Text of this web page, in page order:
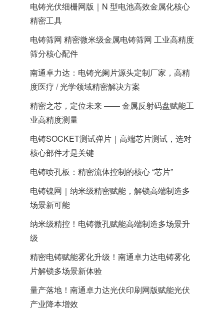
电铸光伏细栅网版｜N 型电池高效金属化核心
精密工具
电铸筛网 精密微米级金属电铸筛网 工业高精度
筛分核心配件
南通卓力达：电铸光阑片源头定制厂家，高精
度医疗 / 光学领域精密解决方案
精密之芯，定位未来 —— 金属反射码盘赋能工
业高精度测量
电铸SOCKET测试弹片｜高端芯片测试，选对
核心部件才是关键
电铸喷孔板：精密流体控制的核心 “芯片”
电铸镍网｜纳米级精密赋能，解锁高端制造多
场景新可能
纳米级精控！电铸微孔赋能高端制造多场景升
级
精密电铸赋能雾化升级！南通卓力达电铸雾化
片解锁多场景新体验
量产落地！南通卓力达光伏印刷网版赋能光伏
产业降本增效